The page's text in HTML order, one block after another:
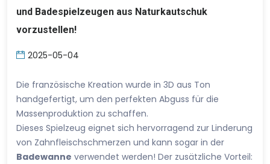
und Badespielzeugen aus Naturkautschuk
vorzustellen!
2025-05-04
Die französische Kreation wurde in 3D aus Ton
handgefertigt, um den perfekten Abguss für die
Massenproduktion zu schaffen.
Dieses Spielzeug eignet sich hervorragend zur Linderung
von Zahnfleischschmerzen und kann sogar in der
Badewanne verwendet werden! Der zusätzliche Vorteil: